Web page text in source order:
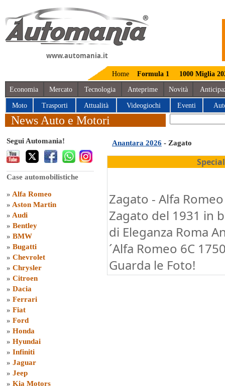
www.automania.it
Home Formula 1 1000 Miglia
Economia Mercato Tecnologia Anteprime Novità
Moto Trasporti Attualità Videogiochi Eventi
News Auto e Motori
Segui Automania!
Case automobilistiche
» Alfa Romeo
» Aston Martin
» Audi
» Bentley
» BMW
» Bugatti
» Chevrolet
» Chrysler
» Citroen
» Dacia
» Ferrari
» Fiat
» Ford
» Honda
» Hyundai
» Infiniti
» Jaguar
» Jeep
» Kia Motors
Anantara 2026 - Zagato
Zagato - Alfa
Zagato del 1931 in
di Eleganza Roma
´Alfa Romeo 6C
Guarda le Foto!